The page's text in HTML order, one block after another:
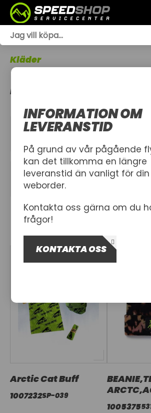
Kläder
MÖSSOR & KEPSAR
KATEGORIER
FILTER
Arctic Cat Buff
1007232SP-039
1005375
INFORMATION OM
LEVERANSTID
På grund av vår pågående
kan det tillkomma en längre
leveranstid än vanligt för din
weborder.
Kontakta oss gärna om du
frågor!
KONTAKTA OSS